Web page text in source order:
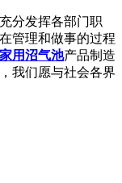
分发挥各部门职
管理和做事的过程
家用沼气池产品制造
我们愿与社会各界